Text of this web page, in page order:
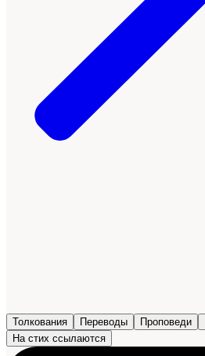
Толкования Переводы Проповеди
На стих ссылаются